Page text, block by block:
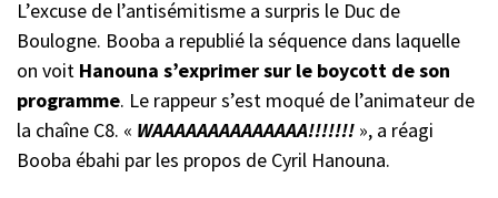
L’excuse de l’antisémitisme a surpris le Duc de
Boulogne. Booba a republié la séquence dans laquelle
on voit Hanouna s’exprimer sur le boycott de son
programme. Le rappeur s’est moqué de l’animateur de
la chaîne C8. « WAAAAAAAAAAAAAA!!!!!!! », a réagi
Booba ébahi par les propos de Cyril Hanouna.